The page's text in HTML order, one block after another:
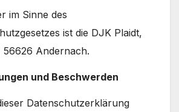
im Sinne des
ist die DJK Plaidt,
56626 Andernach.
und Beschwerden
Datenschutzerklärung